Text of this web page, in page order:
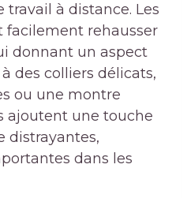
à distance. Les
facilement rehausser
donnant un aspect
des colliers délicats,
ou une montre
ajoutent une touche
distrayantes,
dans les